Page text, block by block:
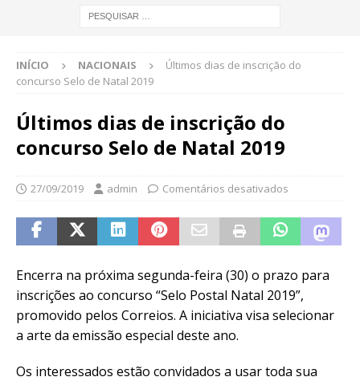
INÍCIO NACIONAIS
Últimos dias de inscrição do
concurso Selo de Natal 2019
Últimos dias de inscrição do
concurso Selo de Natal 2019
27/09/2019 admin Comentários desativados
Encerra na próxima segunda-feira (30) o prazo para
inscrições ao concurso “Selo Postal Natal 2019”,
promovido pelos Correios. A iniciativa visa selecionar
a arte da emissão especial deste ano.
Os interessados estão convidados a usar toda sua